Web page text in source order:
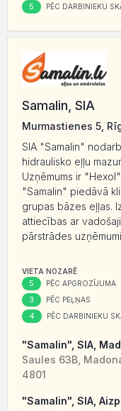
5 PĒC DARBINIEKU
Samalin, SIA
Murmastienes 5,
SIA "Samalin"
hidraulisko eļļu
Uzņēmums ir
"Samalin" piedāvā
grupas bāzes eļļas.
attiecības ar
pārstrādes
VIETA NOZARĒ
5 PĒC APGROZĪJUMA
3 PĒC PEĻŅAS
4 PĒC DARBINIEKU
"Samalin", SIA,
Saules 63B,
4801
"Samalin", SIA,